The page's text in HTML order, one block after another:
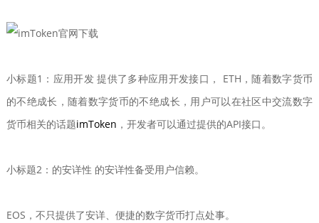
小标题1：应用开发 提供了多种应用开发接口， ETH，随着数字货币
的不绝成长，随着数字货币的不绝成长，用户可以在社区中交流数字
货币相关的话题imToken ，开发者可以通过提供的API接口。
小标题2：的安详性 的安详性备受用户信赖。
EOS，不只提供了安详、便捷的数字货币打点处事。